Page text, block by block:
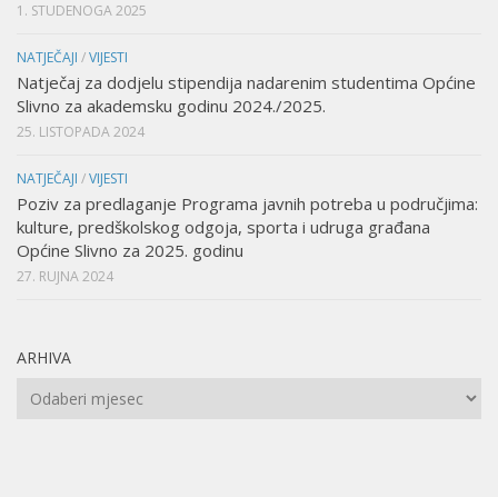
1. STUDENOGA 2025
NATJEČAJI /VIJESTI
Natječaj za dodjelu stipendija nadarenim studentima Općine
Slivno za akademsku godinu 2024./2025.
25. LISTOPADA 2024
NATJEČAJI /VIJESTI
Poziv za predlaganje Programa javnih potreba u područjima:
kulture, predškolskog odgoja, sporta i udruga građana
Općine Slivno za 2025. godinu
27. RUJNA 2024
ARHIVA
Arhiva